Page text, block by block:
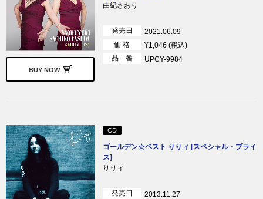
BUY NOW
由紀さおり
発売日
2021.06.09
価 格
¥1,046 (税込)
品 番
UPCY-9984
CD
ゴールデン☆ベスト りりィ [スペシャル・プライ
ス]
りりィ
発売日
2013.11.27